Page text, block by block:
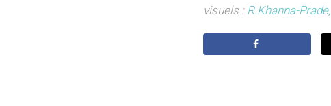
visuels : R.Khanna-Prade,